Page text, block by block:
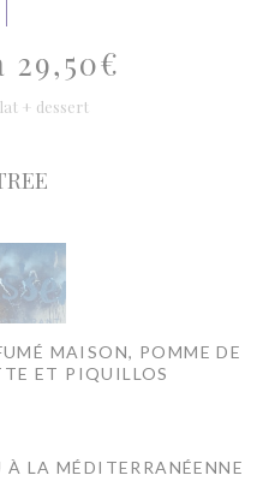
29,50€
+ dessert
MAISON, POMME DE
ET PIQUILLOS
LA MÉDITERRANÉENNE